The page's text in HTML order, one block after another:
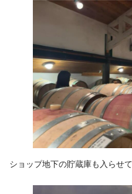
ショップ地下の貯蔵庫も入らせ